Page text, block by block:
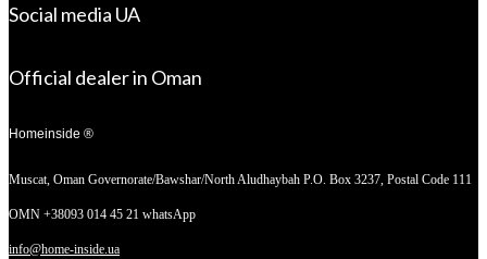
Social media UA
Official dealer in Oman
Homeinside ®
Muscat, Oman Governorate/Bawshar/North Aludhaybah P.O. Box 3237, Postal Code 111
OMN +38093 014 45 21 whatsApp
info@home-inside.ua